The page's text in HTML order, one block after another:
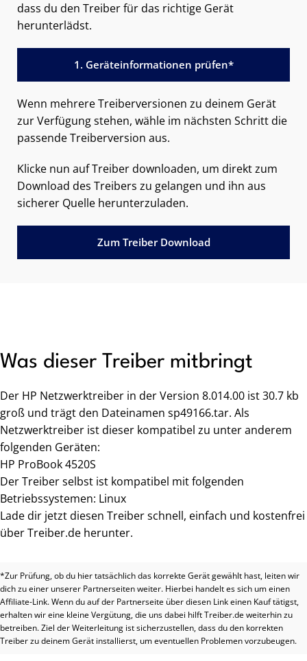
dass du den Treiber für das richtige Gerät
herunterlädst.
1. Geräteinformationen prüfen*
Wenn mehrere Treiberversionen zu deinem Gerät
zur Verfügung stehen, wähle im nächsten Schritt die
passende Treiberversion aus.
Klicke nun auf Treiber downloaden, um direkt zum
Download des Treibers zu gelangen und ihn aus
sicherer Quelle herunterzuladen.
Zum Treiber Download
Was dieser Treiber mitbringt
Der HP Netzwerktreiber in der Version 8.014.00 ist 30.7 kb
groß und trägt den Dateinamen sp49166.tar. Als
Netzwerktreiber ist dieser kompatibel zu unter anderem
folgenden Geräten:
HP ProBook 4520S
Der Treiber selbst ist kompatibel mit folgenden
Betriebssystemen: Linux
Lade dir jetzt diesen Treiber schnell, einfach und kostenfrei
über Treiber.de herunter.
*Zur Prüfung, ob du hier tatsächlich das korrekte Gerät gewählt hast, leiten wir
dich zu einer unserer Partnerseiten weiter. Hierbei handelt es sich um einen
Affiliate-Link. Wenn du auf der Partnerseite über diesen Link einen Kauf tätigst,
erhalten wir eine kleine Vergütung, die uns dabei hilft Treiber.de weiterhin zu
betreiben. Ziel der Weiterleitung ist sicherzustellen, dass du den korrekten
Treiber zu deinem Gerät installierst, um eventuellen Problemen vorzubeugen.